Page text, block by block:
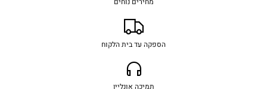
הספקה עד בית הלקוח
תמיכה אונליין